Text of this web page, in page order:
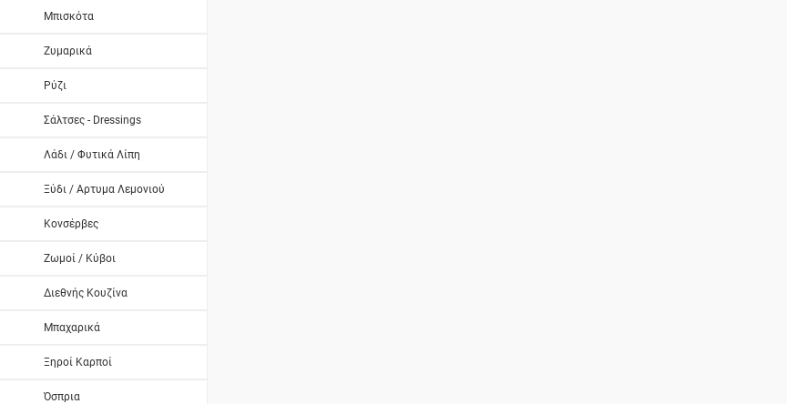
Μπισκότα
Ζυμαρικά
Ρύζι
Σάλτσες - Dressings
Λάδι / Φυτικά Λίπη
Ξύδι / Αρτυμα Λεμονιού
Κονσέρβες
Ζωμοί / Κύβοι
Διεθνής Κουζίνα
Μπαχαρικά
Ξηροί Καρποί
Όσπρια